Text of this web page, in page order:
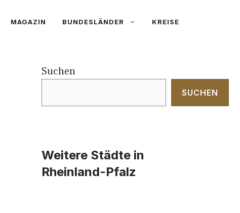
MAGAZIN BUNDESLÄNDER KREISE
Suchen
SUCHEN
Weitere Städte in
Rheinland-Pfalz